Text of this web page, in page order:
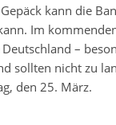
kann die
Im
–
sollten nicht zu
den 25. März.